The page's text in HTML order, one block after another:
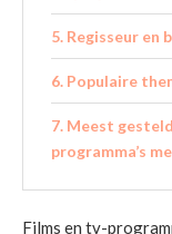
Regisseur en
Populaire
Meest
programma’s
Films en tv-